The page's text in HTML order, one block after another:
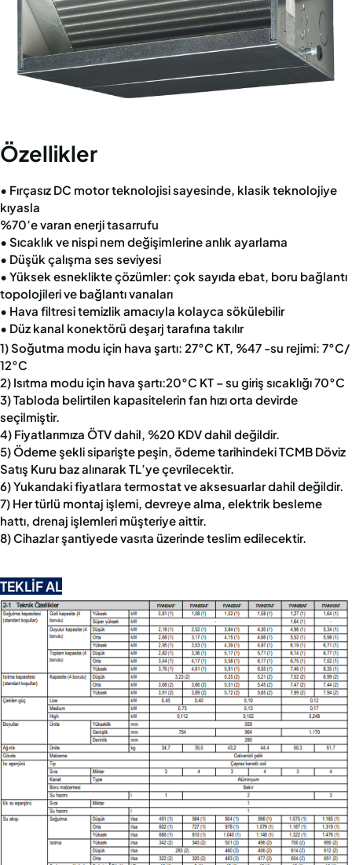
Özellikler
• Fırçasız DC motor teknolojisi sayesinde, klasik teknolojiye
kıyasla
%70’e varan enerji tasarrufu
• Sıcaklık ve nispi nem değişimlerine anlık ayarlama
• Düşük çalışma ses seviyesi
• Yüksek esneklikte çözümler: çok sayıda ebat, boru bağlantı
topolojileri ve bağlantı vanaları
• Hava filtresi temizlik amacıyla kolayca sökülebilir
• Düz kanal konektörü deşarj tarafına takılır
1) Soğutma modu için hava şartı: 27°C KT, %47 -su rejimi: 7°C/
12°C
2) Isıtma modu için hava şartı:20°C KT – su giriş sıcaklığı 70°C
3) Tabloda belirtilen kapasitelerin fan hızı orta devirde
seçilmiştir.
4) Fiyatlarımıza ÖTV dahil, %20 KDV dahil değildir.
5) Ödeme şekli siparişte peşin, ödeme tarihindeki TCMB Döviz
Satış Kuru baz alınarak TL’ye çevrilecektir.
6) Yukarıdaki fiyatlara termostat ve aksesuarlar dahil değildir.
7) Her türlü montaj işlemi, devreye alma, elektrik besleme
hattı, drenaj işlemleri müşteriye aittir.
8) Cihazlar şantiyede vasıta üzerinde teslim edilecektir.
TEKLİF AL